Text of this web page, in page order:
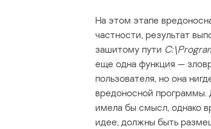
На этом этапе
частности, результат
зашитому пути
еще одна функция —
пользователя, но она
вредоносной программы.
имела бы смысл, однако
идее, должны быть